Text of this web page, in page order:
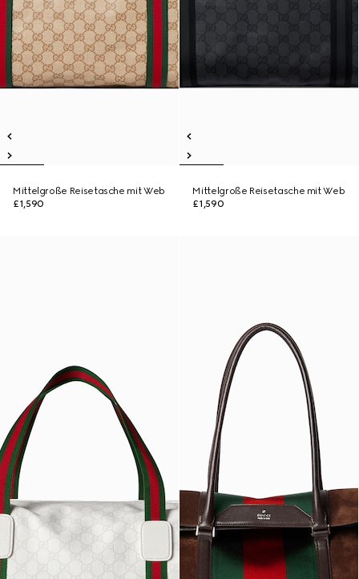
Mittelgroße Reisetasche mit Web
£1,590
Mittelgroße Reisetasche mit Web
£1,590